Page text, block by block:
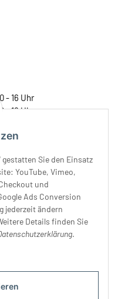
gestatten Sie den Einsatz
YouTube, Vimeo,
und
Ads Conversion
jederzeit ändern
Details finden Sie
.
- 16 Uhr
10 - 16 Uhr
- 18 Uhr
- 14 Uhr